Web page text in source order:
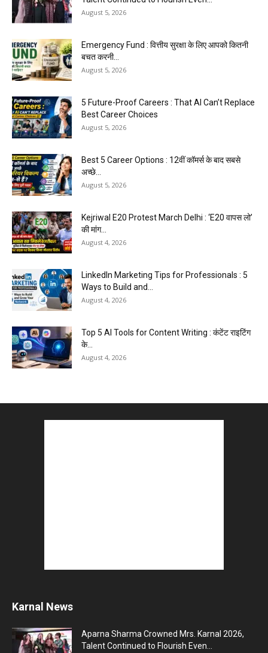
August 5, 2026
Emergency Fund : वित्तीय सुरक्षा के लिए आपको कितनी
बचत करनी...
August 5, 2026
5 Future-Proof Careers : That AI Can’t Replace
Best Career Choices
August 5, 2026
Best 5 Career Options : 12वीं कॉमर्स के बाद सबसे
अच्छे...
August 5, 2026
Kejriwal E20 Protest March Delhi : ‘E20 वापस लो’
की मांग...
August 4, 2026
LinkedIn Marketing Tips for Professionals : 5
Ways to Build and...
August 4, 2026
Top 5 AI Tools for Content Writing : कंटेंट राइटिंग
के...
August 4, 2026
Karnal News
Aparna Sharma Crowned Mrs. Karnal 2026,
Talent Continued to Flourish Even...